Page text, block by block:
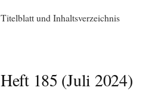
Titelblatt und Inhaltsverzeichnis
Heft 185 (Juli 2024)